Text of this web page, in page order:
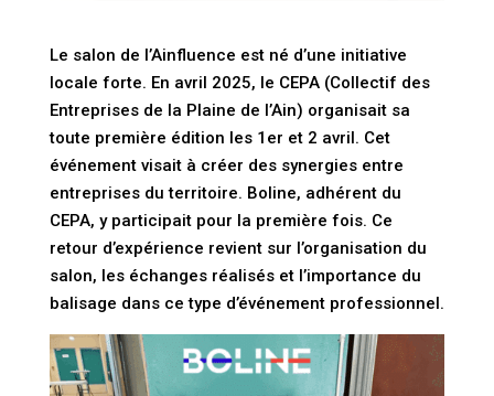
Le salon de l’Ainfluence est né d’une initiative
locale forte. En avril 2025, le CEPA (Collectif des
Entreprises de la Plaine de l’Ain) organisait sa
toute première édition les 1er et 2 avril. Cet
événement visait à créer des synergies entre
entreprises du territoire. Boline, adhérent du
CEPA, y participait pour la première fois. Ce
retour d’expérience revient sur l’organisation du
salon, les échanges réalisés et l’importance du
balisage dans ce type d’événement professionnel.